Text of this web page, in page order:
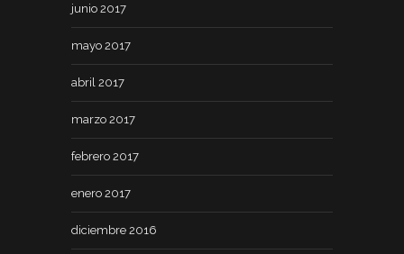
junio 2017
mayo 2017
abril 2017
marzo 2017
febrero 2017
enero 2017
diciembre 2016